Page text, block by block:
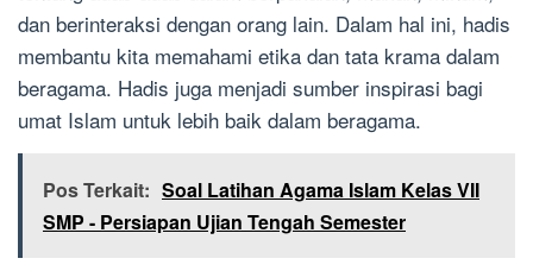
dan berinteraksi dengan orang lain. Dalam hal ini, hadis
membantu kita memahami etika dan tata krama dalam
beragama. Hadis juga menjadi sumber inspirasi bagi
umat Islam untuk lebih baik dalam beragama.
Pos Terkait: Soal Latihan Agama Islam Kelas VII
SMP - Persiapan Ujian Tengah Semester